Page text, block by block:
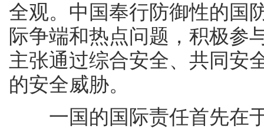
全观。中国奉行防御性的国
际争端和热点问题，积极参
主张通过综合安全、共同安
的安全威胁。
一国的国际责任首先在于